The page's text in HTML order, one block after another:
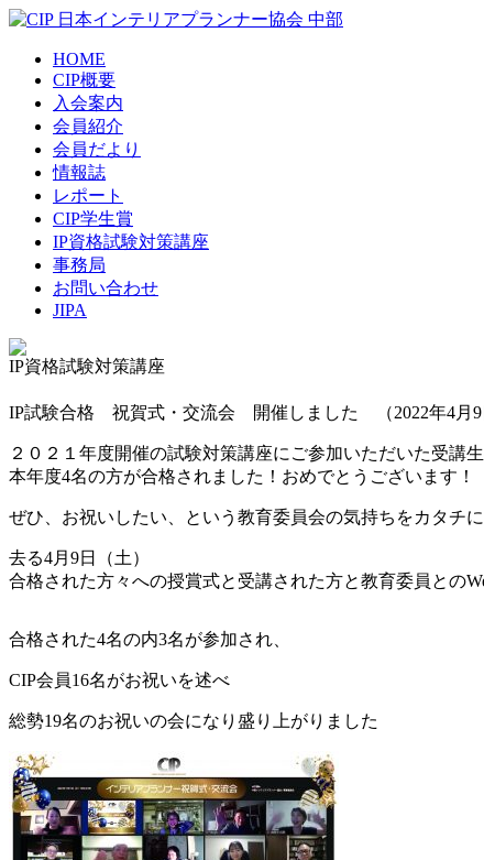
HOME
CIP概要
入会案内
会員紹介
会員だより
情報誌
レポート
CIP学生賞
IP資格試験対策講座
事務局
お問い合わせ
JIPA
IP資格試験対策講座
IP試験合格 祝賀式・交流会 開催しました （2022年4月9
２０２１年度開催の試験対策講座にご参加いただいた受講
本年度4名の方が合格されました！おめでとうございます！
ぜひ、お祝いしたい、という教育委員会の気持ちをカタチ
去る4月9日（土）
合格された方々への授賞式と受講された方と教育委員との
合格された4名の内3名が参加され、
CIP会員16名がお祝いを述べ
総勢19名のお祝いの会になり盛り上がりました